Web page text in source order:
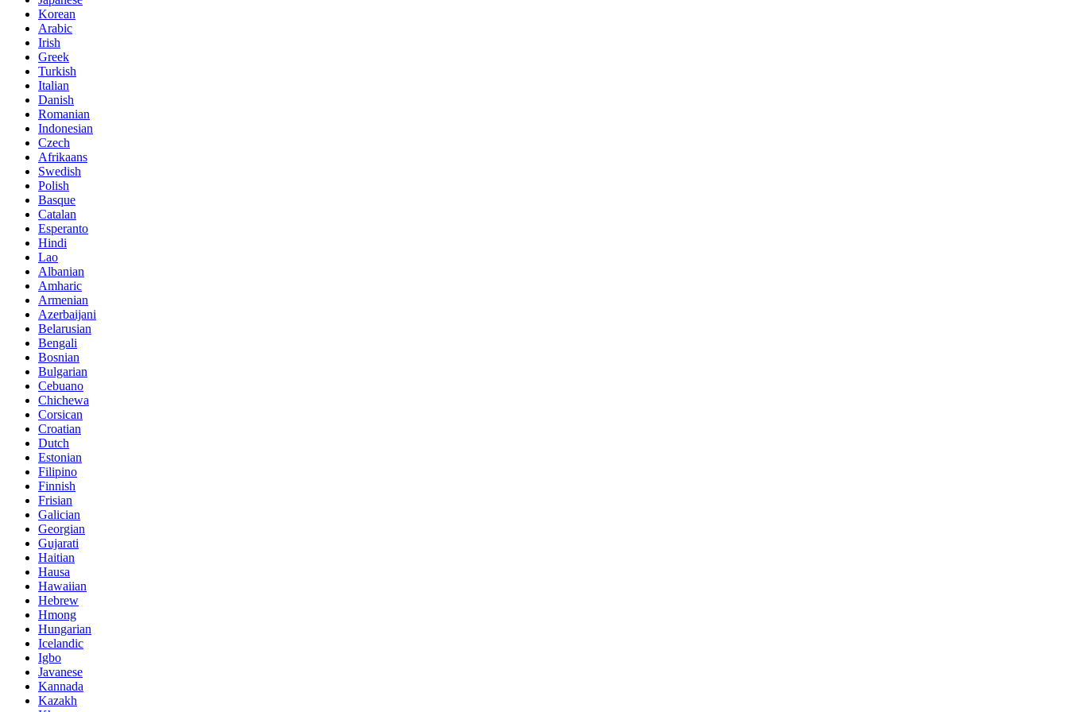
Korean
Arabic
Irish
Greek
Turkish
Italian
Danish
Romanian
Indonesian
Czech
Afrikaans
Swedish
Polish
Basque
Catalan
Esperanto
Hindi
Lao
Albanian
Amharic
Armenian
Azerbaijani
Belarusian
Bengali
Bosnian
Bulgarian
Cebuano
Chichewa
Corsican
Croatian
Dutch
Estonian
Filipino
Finnish
Frisian
Galician
Georgian
Gujarati
Haitian
Hausa
Hawaiian
Hebrew
Hmong
Hungarian
Icelandic
Igbo
Javanese
Kannada
Kazakh